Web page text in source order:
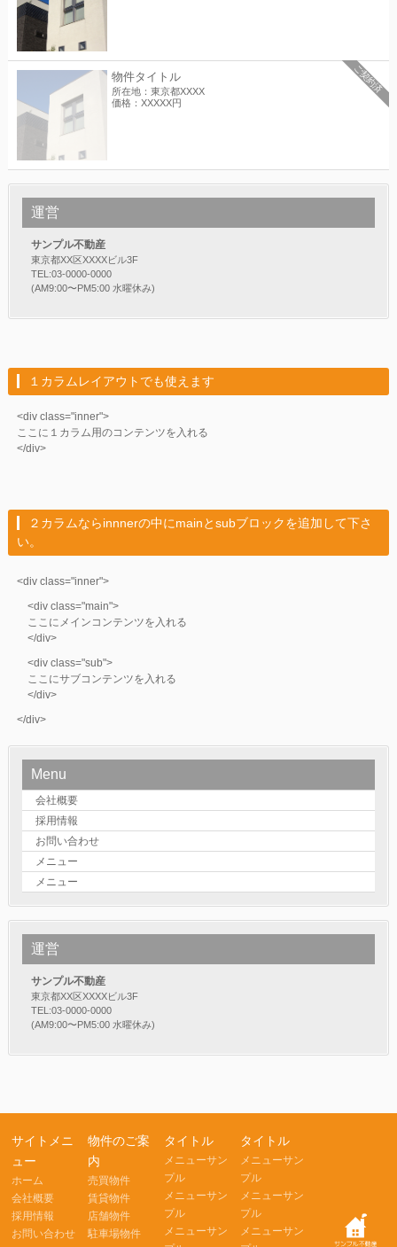
物件タイトル
所在地：東京都XXXX
価格：XXXXX円
ご契約済
運営
サンプル不動産
東京都XX区XXXXビル3F
TEL:03-0000-0000
(AM9:00〜PM5:00 水曜休み)
１カラムレイアウトでも使えます
<div class="inner">
ここに１カラム用のコンテンツを入れる
</div>
２カラムならinnnerの中にmainとsubブロックを追加して下さ
い。
<div class="inner">
<div class="main">
ここにメインコンテンツを入れる
</div>
<div class="sub">
ここにサブコンテンツを入れる
</div>
</div>
Menu
会社概要
採用情報
お問い合わせ
メニュー
メニュー
運営
サンプル不動産
東京都XX区XXXXビル3F
TEL:03-0000-0000
(AM9:00〜PM5:00 水曜休み)
サイトメニ
ュー
ホーム
会社概要
採用情報
お問い合わせ
物件のご案
内
売買物件
賃貸物件
店舗物件
駐車場物件
タイトル
メニューサン
プル
メニューサン
プル
メニューサン
タイトル
メニューサン
プル
メニューサン
プル
メニューサン